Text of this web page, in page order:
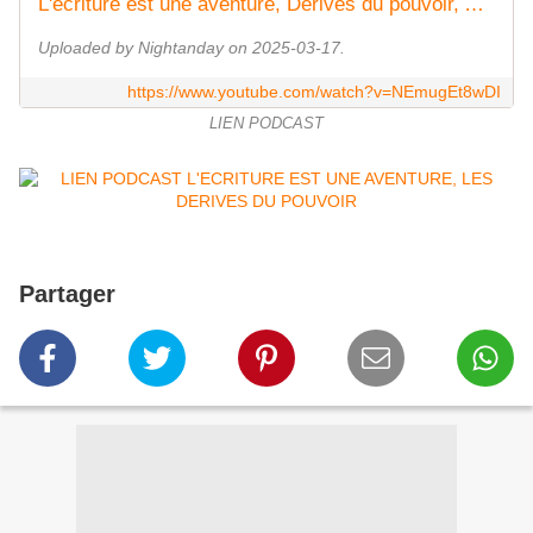
Uploaded by Nightanday on 2025-03-17.
https://www.youtube.com/watch?v=NEmugEt8wDI
LIEN PODCAST
Partager